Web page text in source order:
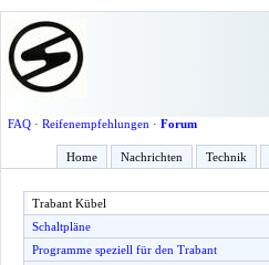
FAQ· Reifenempfehlungen · Forum
Home Nachrichten Technik
Trabant Kübel
Schaltpläne
Programme speziell für den Trabant